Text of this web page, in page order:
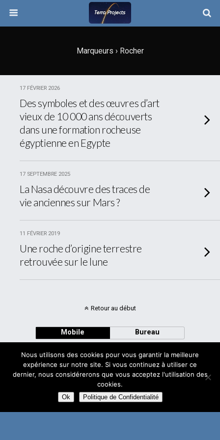
Marqueurs › Rocher
17 FÉVRIER 2026
Des symboles et des œuvres d’art
vieux de 10 000 ans découverts
dans une formation rocheuse
égyptienne en Egypte
17 SEPTEMBRE 2025
La Nasa découvre des traces de
vie anciennes sur Mars ?
11 FÉVRIER 2019
Une roche d’origine terrestre
retrouvée sur le lune
Retour au début
Mobile Bureau
Avec
WPtouch Mobile Suite for WordPress
Nous utilisons des cookies pour vous garantir la meilleure
expérience sur notre site. Si vous continuez à utiliser ce
dernier, nous considérerons que vous acceptez l'utilisation des
cookies.
Ok Politique de Confidentialité